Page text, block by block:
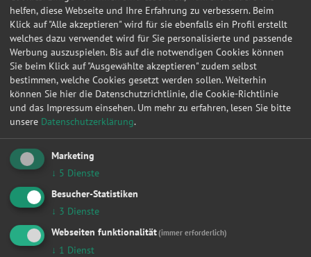
Kupplung
Lackierung
Lichtmaschine
Ölwechsel
Radlager
Radwechsel 4 Räder
Reifendienstleistung
Reifenwechsel 4 Räder
Scheibenservice
Scheinwerfer
Smart Repair
Sonstige
Wasserpumpe
Zahnriemen / Steuerkette
Zylinderkopf
Zylinderkopfdichtung
helfen, diese Webseite und Ihre Erfahrung zu verbessern. Beim
Klick auf "Alle akzeptieren" wird für sie ebenfalls ein Profil erstellt
welches dazu verwendet wird für Sie personalisierte und passende
Werbung auszuspielen. Bis auf die notwendigen Cookies können
Sie beim Klick auf "Ausgewählte akzeptieren" zudem selbst
bestimmen, welche Cookies gesetzt werden sollen. Weiterhin
können Sie hier die Datenschutzrichtlinie, die Cookie-Richtlinie
und das Impressum einsehen. Um mehr zu erfahren, lesen Sie bitte
unsere Datenschutzerklärung.
Marketing
↓ 5 Dienste
Besucher-Statistiken
↓ 3 Dienste
Webseiten funktionalität(immer erforderlich)
↓ 1 Dienst